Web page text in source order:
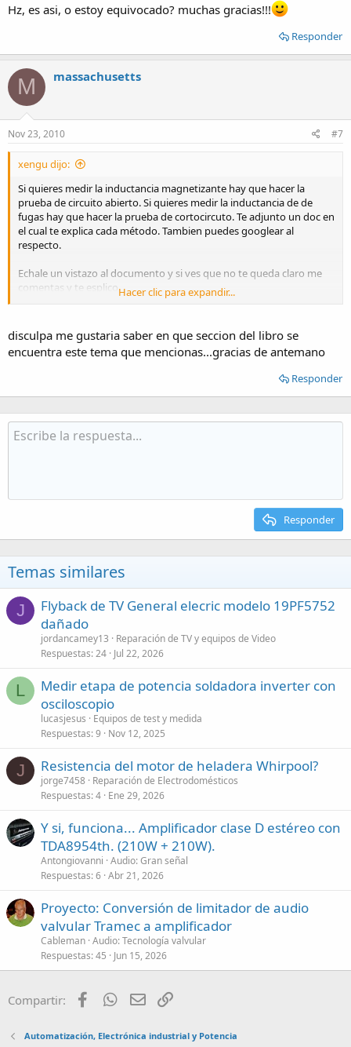
Hz, es asi, o estoy equivocado? muchas gracias!!!
Responder
M massachusetts
Nov 23, 2010 #7
xengu dijo:
Si quieres medir la inductancia magnetizante hay que hacer la
prueba de circuito abierto. Si quieres medir la inductancia de de
fugas hay que hacer la prueba de cortocircuto. Te adjunto un doc en
el cual te explica cada método. Tambien puedes googlear al
respecto.
Echale un vistazo al documento y si ves que no te queda claro me
comentas y te esplico.Hacer clic para expandir...
disculpa me gustaria saber en que seccion del libro se
encuentra este tema que mencionas...gracias de antemano
Responder
Responder
Temas similares
J
Flyback de TV General elecric modelo 19PF5752
dañado
jordancamey13
Reparación de TV y equipos de Video
Respuestas 24 Jul 22, 2026
L
Medir etapa de potencia soldadora inverter con
osciloscopio
lucasjesus
Equipos de test y medida
Respuestas 9 Nov 12, 2025
J Resistencia del motor de heladera Whirpool?
jorge7458 Reparación de Electrodomésticos
Respuestas 4 Ene 29, 2026
Y si, funciona... Amplificador clase D estéreo con
TDA8954th. (210W + 210W).
Antongiovanni Audio: Gran señal
Respuestas 6 Abr 21, 2026
Proyecto: Conversión de limitador de audio
valvular Tramec a amplificador
Cableman Audio: Tecnología valvular
Respuestas 45 Jun 15, 2026
Compartir: FacebookWhatsApp
Email
Automatización, Electrónica industrial y Potencia